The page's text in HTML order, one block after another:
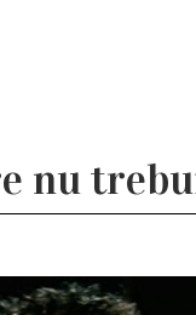
nu